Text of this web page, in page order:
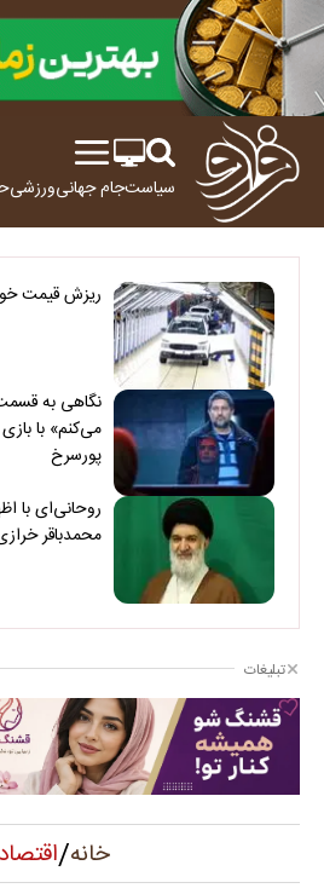
سیاستجام جهانیورزشی
ریزش قیمت
نگاهی به
می‌کنم» با
پورسرخ
روحانی‌ای با
محمدباقر
تبلیغات
خانه/اقتصاد